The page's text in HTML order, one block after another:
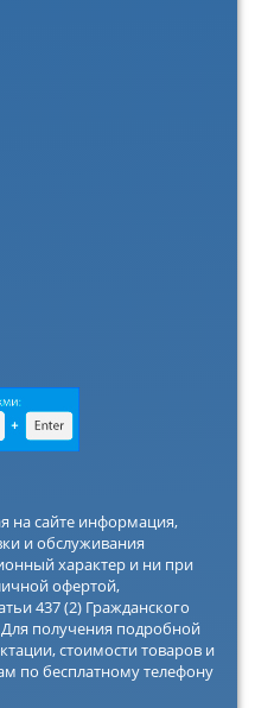
на сайте информация,
и обслуживания
характер и ни при
офертой,
437 (2) Гражданского
получения подробной
стоимости товаров и
по бесплатному телефону